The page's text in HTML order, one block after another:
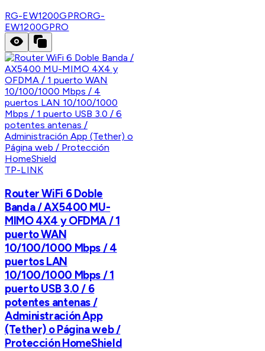
RG-EW1200GPRORG-
EW1200GPRO
TP-LINK
Router WiFi 6 Doble
Banda / AX5400 MU-
MIMO 4X4 y OFDMA / 1
puerto WAN
10/100/1000 Mbps / 4
puertos LAN
10/100/1000 Mbps / 1
puerto USB 3.0 / 6
potentes antenas /
Administración App
(Tether) o Página web /
Protección HomeShield